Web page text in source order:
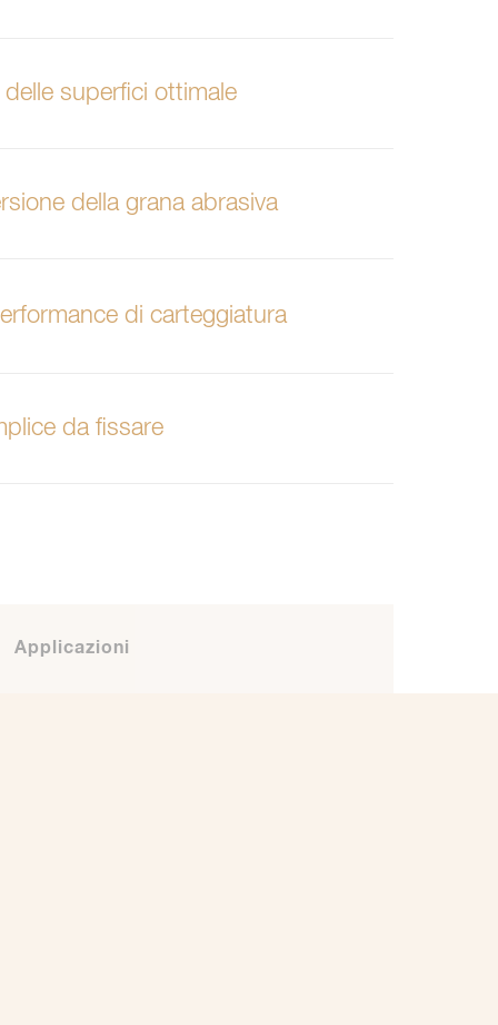
superfici ottimale
della grana abrasiva
di carteggiatura
da fissare
Applicazioni